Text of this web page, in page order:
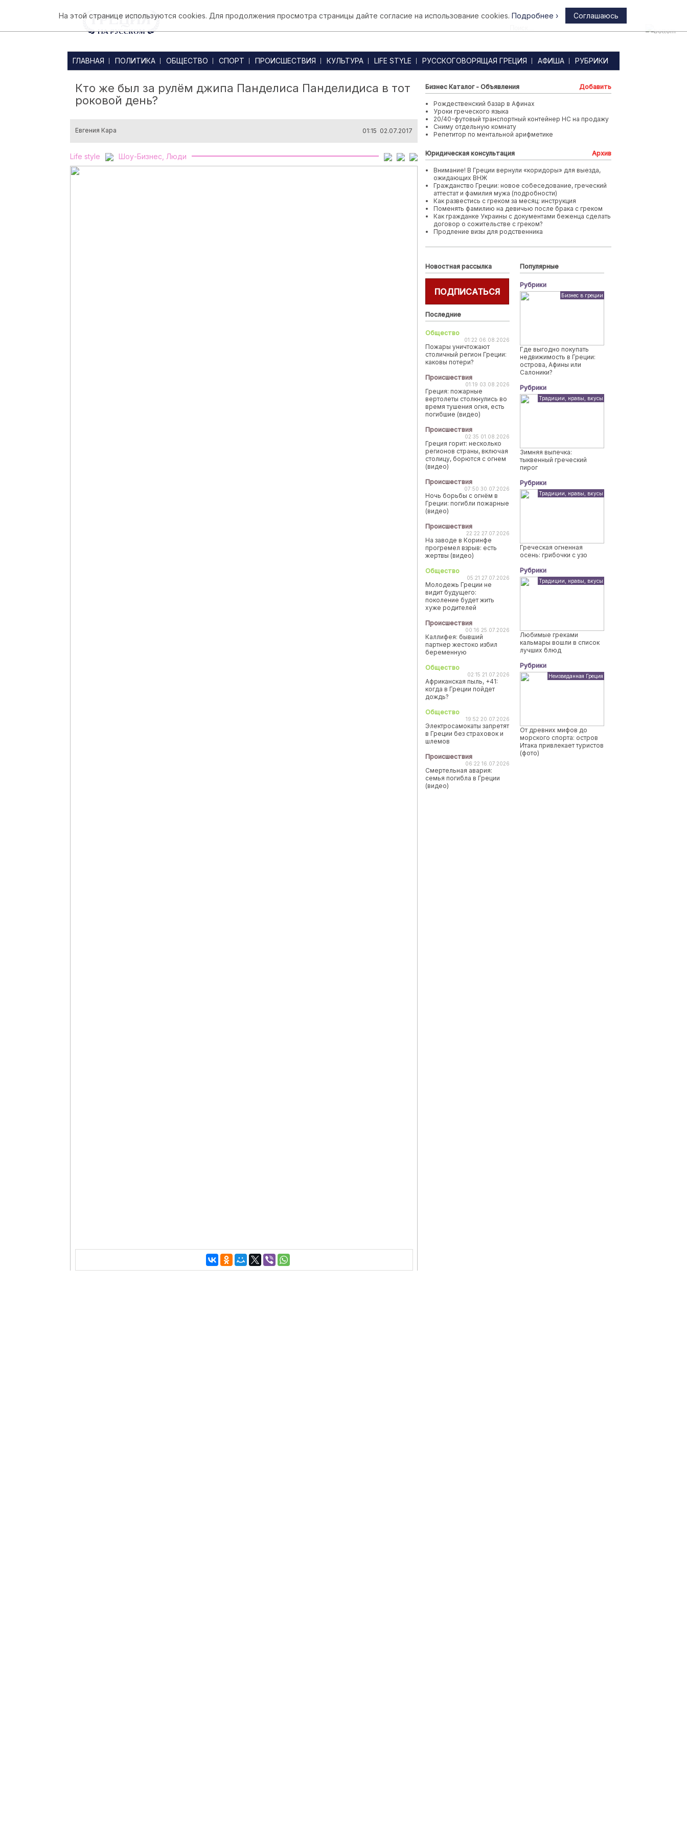
Афины
ГЛАВНАЯ ПОЛИТИКА ОБЩЕСТВО СПОРТ ПРОИСШЕСТВИЯ КУЛЬТУРА LIFE STYLE РУССКОГОВОРЯЩАЯ ГРЕЦИЯ АФИША РУБРИКИ
Кто же был за рулём джипа Панделиса Панделидиса в тот
роковой день?
Евгения Кара 01:15 02.07.2017
Life style Шоу-Бизнес, Люди
Бизнес Каталог - Объявления Добавить
Рождественский базар в Афинах
Уроки греческого языка
20/40-футовый транспортный контейнер HC на продажу
Сниму отдельную комнату
Репетитор по ментальной арифметике
Юридическая консультация Архив
Внимание! В Греции вернули «коридоры» для выезда,
ожидающих ВНЖ
Гражданство Греции: новое собеседование, греческий
аттестат и фамилия мужа (подробности)
Как развестись с греком за месяц: инструкция
Поменять фамилию на девичью после брака с греком
Как гражданке Украины с документами беженца сделать
договор о сожительстве с греком?
Продление визы для родственника
Новостная рассылка
ПОДПИСАТЬСЯ
Последние
Общество
01:22 06.08.2026
Пожары уничтожают
столичный регион Греции:
каковы потери?
Происшествия
01:19 03.08.2026
Греция: пожарные
вертолеты столкнулись во
время тушения огня, есть
погибшие (видео)
Происшествия
02:35 01.08.2026
Греция горит: несколько
регионов страны, включая
столицу, борются с огнем
(видео)
Происшествия
07:50 30.07.2026
Ночь борьбы с огнём в
Греции: погибли пожарные
(видео)
Происшествия
22:22 27.07.2026
На заводе в Коринфе
прогремел взрыв: есть
жертвы (видео)
Общество
05:21 27.07.2026
Молодежь Греции не
видит будущего:
поколение будет жить
хуже родителей
Происшествия
00:16 25.07.2026
Каллифея: бывший
партнер жестоко избил
беременную
Общество
02:15 21.07.2026
Африканская пыль, +41:
когда в Греции пойдет
дождь?
Общество
19:52 20.07.2026
Электросамокаты запретят
в Греции без страховок и
шлемов
Происшествия
06:22 16.07.2026
Смертельная авария:
семья погибла в Греции
(видео)
Популярные
Рубрики
Бизнес в греции
Где выгодно покупать
недвижимость в Греции:
острова, Афины или
Салоники?
Рубрики
Традиции, нравы, вкусы
Зимняя выпечка:
тыквенный греческий
пирог
Рубрики
Традиции, нравы, вкусы
Греческая огненная
осень: грибочки с узо
Рубрики
Традиции, нравы, вкусы
Любимые греками
кальмары вошли в список
лучших блюд
Рубрики
Неизведанная Греция
От древних мифов до
морского спорта: остров
Итака привлекает туристов
(фото)
На этой странице используются cookies. Для продолжения просмотра страницы дайте согласие на использование cookies. Подробнее › Соглашаюсь